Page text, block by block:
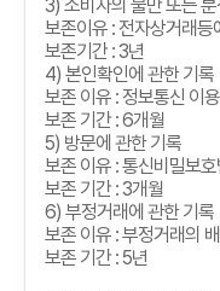
3) 소비자의 불만 또는
보존이유 : 전자상거래등
보존기간 : 3년
4) 본인확인에 관한 기록
보존 이유 : 정보통신 이
보존 기간 : 6개월
5) 방문에 관한 기록
보존 이유 :통신비밀보호
보존 기간 : 3개월
6) 부정거래에 관한 기록
보존 이유 :부정거래의
보존 기간 : 5년